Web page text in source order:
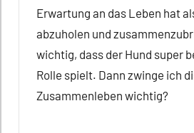
Erwartung an das Leben hat
abzuholen und
wichtig, dass der Hund super
Rolle spielt. Dann zwinge ich
Zusammenleben wichtig?